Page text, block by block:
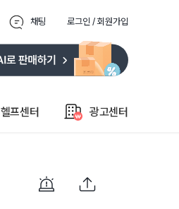
채팅 로그인 / 회원가입
헬프센터 광고센터